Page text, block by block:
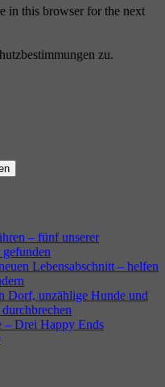
in this browser for the next
zu.
– fünf unserer
gefunden
Lebensabschnitt – helfen
Dorf, unzählige Hunde und
– Drei Happy Ends